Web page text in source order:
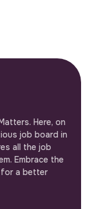
Here, on
job board in
all the job
Embrace the
a better